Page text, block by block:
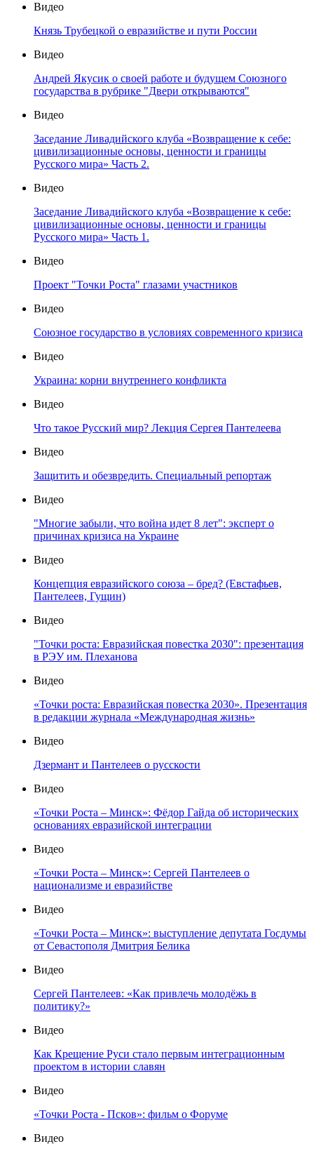
Видео
Князь Трубецкой о евразийстве и пути России
Видео
Андрей Якусик о своей работе и будущем Союзного
государства в рубрике "Двери открываются"
Видео
Заседание Ливадийского клуба «Возвращение к себе:
цивилизационные основы, ценности и границы
Русского мира» Часть 2.
Видео
Заседание Ливадийского клуба «Возвращение к себе:
цивилизационные основы, ценности и границы
Русского мира» Часть 1.
Видео
Проект "Точки Роста" глазами участников
Видео
Союзное государство в условиях современного кризиса
Видео
Украина: корни внутреннего конфликта
Видео
Что такое Русский мир? Лекция Сергея Пантелеева
Видео
Защитить и обезвредить. Специальный репортаж
Видео
"Многие забыли, что война идет 8 лет": эксперт о
причинах кризиса на Украине
Видео
Концепция евразийского союза – бред? (Евстафьев,
Пантелеев, Гущин)
Видео
"Точки роста: Евразийская повестка 2030": презентация
в РЭУ им. Плеханова
Видео
«Точки роста: Евразийская повестка 2030». Презентация
в редакции журнала «Международная жизнь»
Видео
Дзермант и Пантелеев о русскости
Видео
«Точки Роста – Минск»: Фёдор Гайда об исторических
основаниях евразийской интеграции
Видео
«Точки Роста – Минск»: Сергей Пантелеев о
национализме и евразийстве
Видео
«Точки Роста – Минск»: выступление депутата Госдумы
от Севастополя Дмитрия Белика
Видео
Сергей Пантелеев: «Как привлечь молодёжь в
политику?»
Видео
Как Крещение Руси стало первым интеграционным
проектом в истории славян
Видео
«Точки Роста - Псков»: фильм о Форуме
Видео